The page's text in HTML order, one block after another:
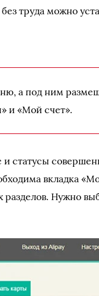
труда можно
а под ним
и «Мой счет».
статусы
вкладка
Нужно